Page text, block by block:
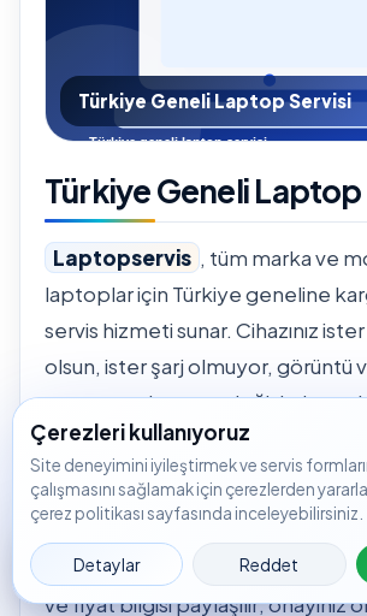
🟢 WhatsApp 📞 📝
Servis
Kaydı
Türkiye Geneli Laptop Servisi
Türkiye Geneli Laptop
Laptopservis , tüm marka ve
laptoplar için Türkiye geneline
servis hizmeti sunar. Cihazınız ister
olsun, ister şarj olmuyor, görüntü
ısınıyor ya da parça değişimi
servis kaydı oluşturarak süreci
başlatabilirsiniz.
Servis merkezine ulaşan cihazlar
tespiti yapılır. Tespit sonrasında
ve fiyat bilgisi paylaşılır; onayınız
Çerezleri kullanıyoruz
Site deneyimini iyileştirmek ve servis
çalışmasını sağlamak için çerezlerden
çerez politikası sayfasında inceleyebilirsiniz.
Detaylar Reddet